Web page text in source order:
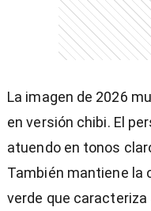
La imagen de 2026
en versión chibi. El
atuendo en tonos
También mantiene la
verde que